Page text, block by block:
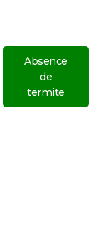
Absence
de
termite